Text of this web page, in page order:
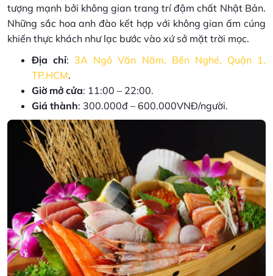
tượng mạnh bởi không gian trang trí đậm chất Nhật Bản.
Những sắc hoa anh đào kết hợp với không gian ấm cúng
khiến thực khách như lạc bước vào xứ sở mặt trời mọc.
Địa chỉ: 3A Ngô Văn Năm, Bến Nghé, Quận 1,
TP.HCM.
Giờ mở cửa: 11:00 – 22:00.
Giá thành: 300.000đ – 600.000VNĐ/người.